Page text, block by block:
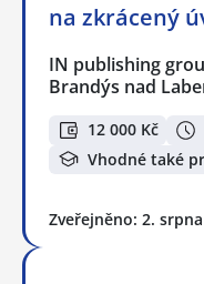
na zkrácený
IN publishing
Brandýs nad
12 000 Kč
Vhodné také
Zveřejněno: 2. srpna